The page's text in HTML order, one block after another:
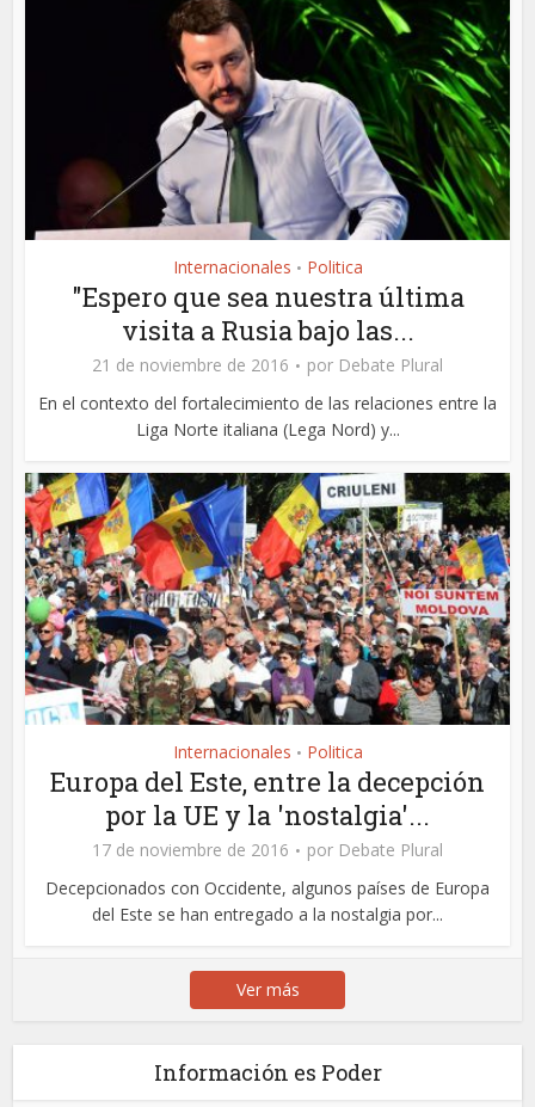
Internacionales • Politica
"Espero que sea nuestra última
visita a Rusia bajo las...
21 de noviembre de 2016 por Debate Plural
En el contexto del fortalecimiento de las relaciones entre la
Liga Norte italiana (Lega Nord) y...
Internacionales • Politica
Europa del Este, entre la decepción
por la UE y la 'nostalgia'...
17 de noviembre de 2016 por Debate Plural
Decepcionados con Occidente, algunos países de Europa
del Este se han entregado a la nostalgia por...
Ver más
Información es Poder